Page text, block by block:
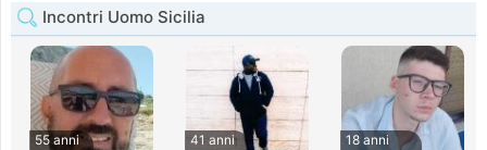
Incontri Uomo Sicilia
55 anni
41 anni
18 anni